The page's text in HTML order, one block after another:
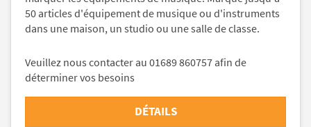
50 articles d'équipement de musique ou d'instruments
dans une maison, un studio ou une salle de classe.
Veuillez nous contacter au 01689 860757 afin de
déterminer vos besoins
DÉTAILS